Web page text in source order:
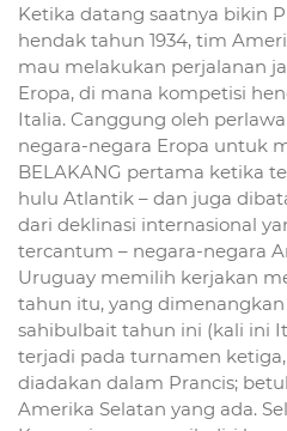
Ketika datang saatnya bikin
hendak tahun 1934, tim
mau melakukan perjalanan
Eropa, di mana kompetisi
Italia. Canggung oleh
negara-negara Eropa untuk
BELAKANG pertama ketika
hulu Atlantik – dan juga
dari deklinasi internasional
tercantum – negara-negara
Uruguay memilih kerjakan
tahun itu, yang dimenangkan
sahibulbait tahun ini (kali ini
terjadi pada turnamen
diadakan dalam Prancis;
Amerika Selatan yang ada.